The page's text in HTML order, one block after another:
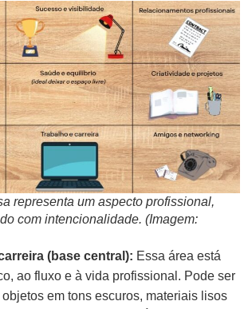
representa um aspecto profissional,
com intencionalidade. (Imagem:
(base central): Essa área está
ao fluxo e à vida profissional. Pode ser
em tons escuros, materiais lisos